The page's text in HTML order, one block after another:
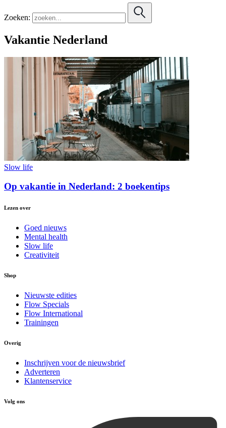
Zoeken:
Vakantie Nederland
Slow life
Op vakantie in Nederland: 2 boekentips
Lezen over
Goed nieuws
Mental health
Slow life
Creativiteit
Shop
Nieuwste edities
Flow Specials
Flow International
Trainingen
Overig
Inschrijven voor de nieuwsbrief
Adverteren
Klantenservice
Volg ons